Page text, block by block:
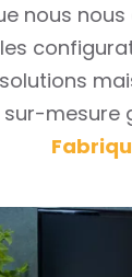
cela que
multiples
nos
du sur-